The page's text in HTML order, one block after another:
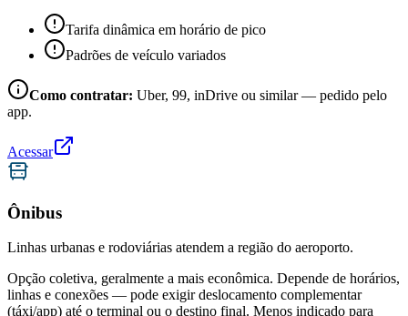
Tarifa dinâmica em horário de pico
Padrões de veículo variados
Como contratar: Uber, 99, inDrive ou similar — pedido pelo
app.
Acessar
Ônibus
Linhas urbanas e rodoviárias atendem a região do aeroporto.
Opção coletiva, geralmente a mais econômica. Depende de horários,
linhas e conexões — pode exigir deslocamento complementar
(táxi/app) até o terminal ou o destino final. Menos indicado para